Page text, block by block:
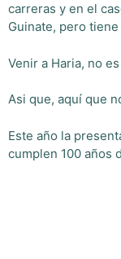
carreras y en el
Guinate, pero
Venir a Haria, no
Asi que, aquí que
Este año la
cumplen 100 años